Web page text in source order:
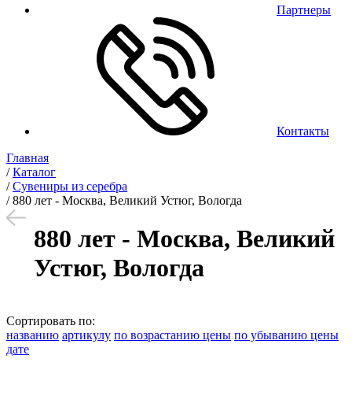
Партнеры
Контакты
Главная
/Каталог
/Сувениры из серебра
/880 лет - Москва, Великий Устюг, Вологда
880 лет - Москва, Великий
Устюг, Вологда
Сортировать по:
названию артикулу по возрастанию цены по убыванию цены
дате